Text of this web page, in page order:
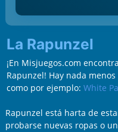
La Rapunzel
¡En Misjuegos.com
Rapunzel! Hay nada
como por ejemplo: White
Rapunzel está harta de
probarse nuevas ropas o